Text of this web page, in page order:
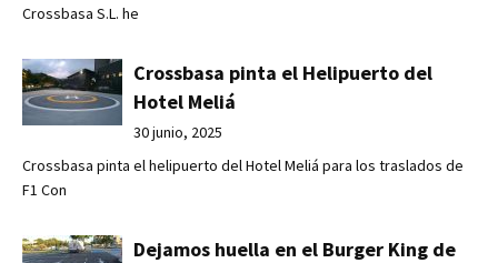
Crossbasa S.L. he
Crossbasa pinta el Helipuerto del
Hotel Meliá
30 junio, 2025
Crossbasa pinta el helipuerto del Hotel Meliá para los traslados de
F1 Con
Dejamos huella en el Burger King de